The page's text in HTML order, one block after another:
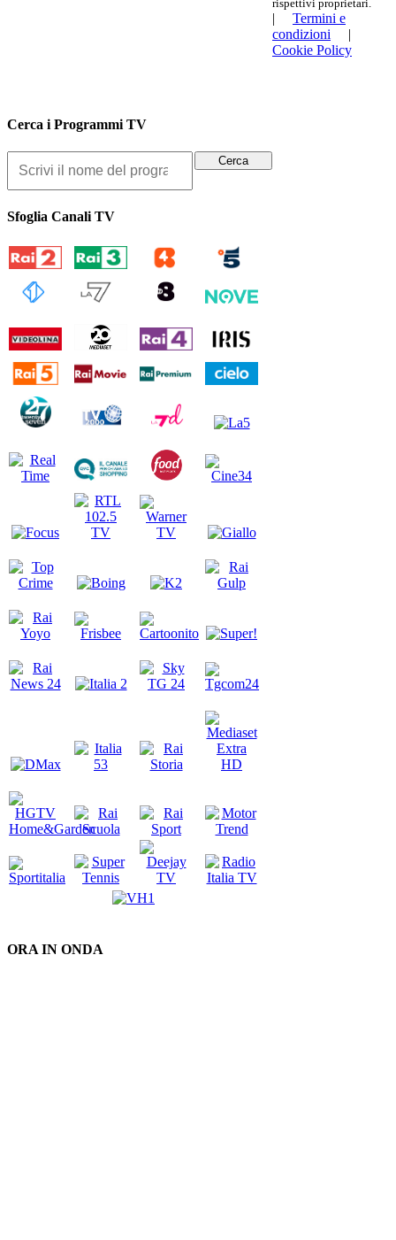
Cerca i Programmi TV
Sfoglia Canali TV
ORA IN ONDA
rispettivi proprietari.
| Termini e
condizioni |
Cookie Policy